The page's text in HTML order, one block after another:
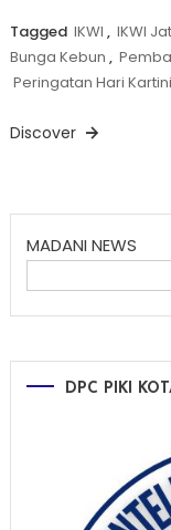
Tagged IKWI , IKWI
Bunga Kebun ,
Peringatan Hari
Discover
MADANI NEWS
DPC PIKI